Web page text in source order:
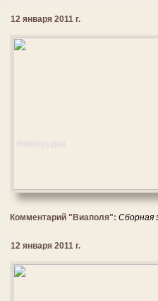
12 января 2011 г.
Комментарий "Виаполя": Сборная
12 января 2011 г.